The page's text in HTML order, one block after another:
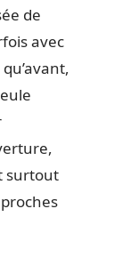
de
avec
surtout